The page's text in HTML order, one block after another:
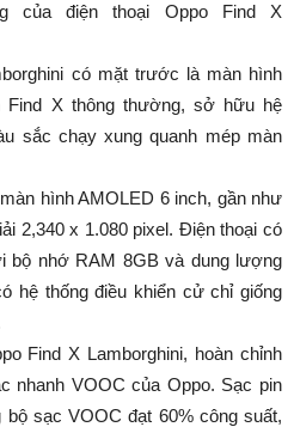
của điện thoại Oppo Find X
có mặt trước là màn hình
X thông thường, sở hữu hệ
sắc chạy xung quanh mép màn
hình AMOLED 6 inch, gần như
2,340 x 1.080 pixel. Điện thoại có
bộ nhớ RAM 8GB và dung lượng
hệ thống điều khiển cử chỉ giống
Find X Lamborghini, hoàn chỉnh
nhanh VOOC của Oppo. Sạc pin
bộ sạc VOOC đạt 60% công suất,